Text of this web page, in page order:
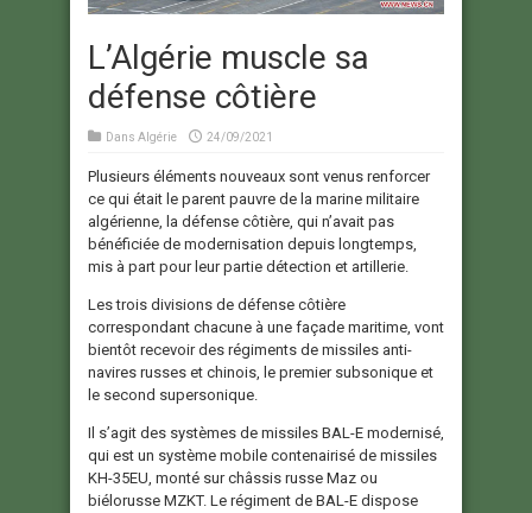
L’Algérie muscle sa
défense côtière
Dans Algérie 24/09/2021
Plusieurs éléments nouveaux sont venus renforcer
ce qui était le parent pauvre de la marine militaire
algérienne, la défense côtière, qui n’avait pas
bénéficiée de modernisation depuis longtemps,
mis à part pour leur partie détection et artillerie.
Les trois divisions de défense côtière
correspondant chacune à une façade maritime, vont
bientôt recevoir des régiments de missiles anti-
navires russes et chinois, le premier subsonique et
le second supersonique.
Il s’agit des systèmes de missiles BAL-E modernisé,
qui est un système mobile contenairisé de missiles
KH-35EU, monté sur châssis russe Maz ou
biélorusse MZKT. Le régiment de BAL-E dispose